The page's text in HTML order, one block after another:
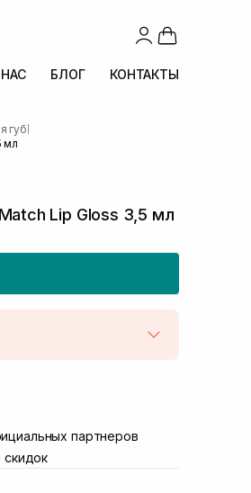
БЛОГ КОНТАКТЫ
губ
мл
Lip Gloss 3,5 мл
1В (Duck's
В наличии
В наличии
партнеров
скидок